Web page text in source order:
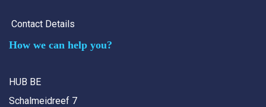
Contact Details
How we can help you?
HUB BE
Schalmeidreef 7